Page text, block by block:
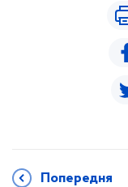
Попередня